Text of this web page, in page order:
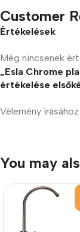
Customer
Értékelések
Még nincsenek
„Esla Chrome
értékelése
Vélemény írásához
You may